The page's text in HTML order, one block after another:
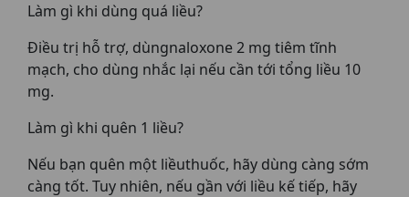
Làm gì khi dùng quá liều?
Điều trị hỗ trợ, dùngnaloxone 2 mg tiêm tĩnh
mạch, cho dùng nhắc lại nếu cần tới tổng liều 10
mg.
Làm gì khi quên 1 liều?
Nếu bạn quên một liềuthuốc, hãy dùng càng sớm
càng tốt. Tuy nhiên, nếu gần với liều kế tiếp, hãy